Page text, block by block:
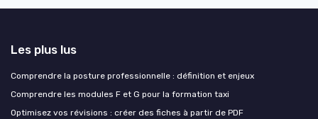
Les plus lus
Comprendre la posture professionnelle : définition et enjeux
Comprendre les modules F et G pour la formation taxi
Optimisez vos révisions : créer des fiches à partir de PDF